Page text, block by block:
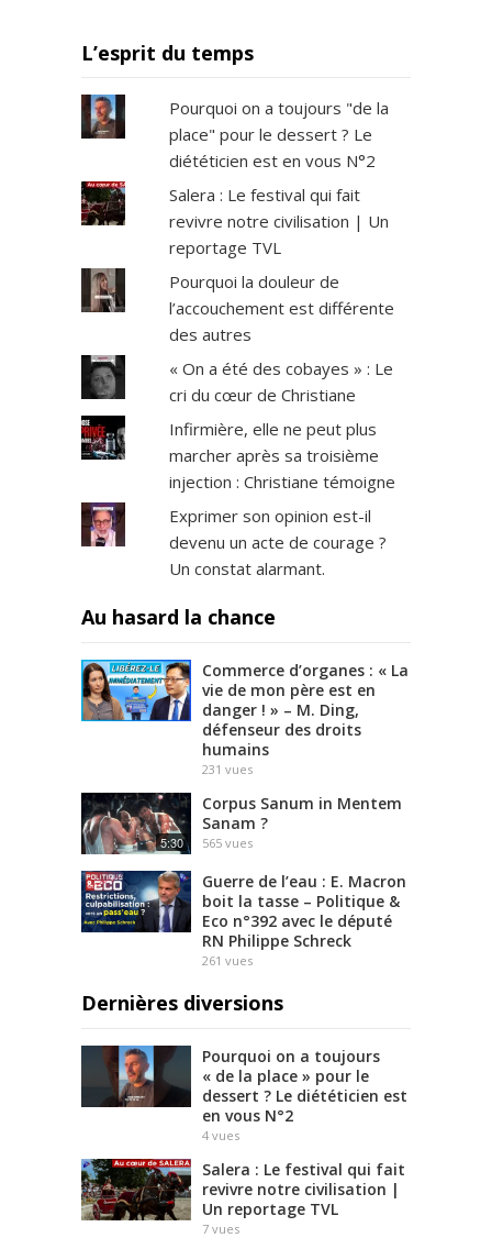
L’esprit du temps
Pourquoi on a toujours "de la
place" pour le dessert ? Le
diététicien est en vous N°2
Salera : Le festival qui fait
revivre notre civilisation | Un
reportage TVL
Pourquoi la douleur de
l’accouchement est différente
des autres
« On a été des cobayes » : Le
cri du cœur de Christiane
Infirmière, elle ne peut plus
marcher après sa troisième
injection : Christiane témoigne
Exprimer son opinion est-il
devenu un acte de courage ?
Un constat alarmant.
Au hasard la chance
Commerce d’organes : « La
vie de mon père est en
danger ! » – M. Ding,
défenseur des droits
humains
231 vues
5:30
Corpus Sanum in Mentem
Sanam ?
565 vues
Guerre de l’eau : E. Macron
boit la tasse – Politique &
Eco n°392 avec le député
RN Philippe Schreck
261 vues
Dernières diversions
Pourquoi on a toujours
« de la place » pour le
dessert ? Le diététicien est
en vous N°2
4 vues
Salera : Le festival qui fait
revivre notre civilisation |
Un reportage TVL
7 vues